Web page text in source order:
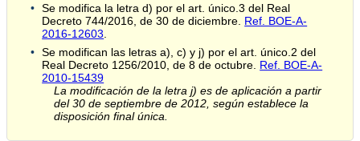
Se modifica la letra d) por el art. único.3 del Real
Decreto 744/2016, de 30 de diciembre. Ref. BOE-A-
2016-12603
Se modifican las letras a), c) y j) por el art. único.2 del
Real Decreto 1256/2010, de 8 de octubre. Ref. BOE-A-
2010-15439
La modificación de la letra j) es de aplicación a partir
del 30 de septiembre de 2012, según establece la
disposición final única.